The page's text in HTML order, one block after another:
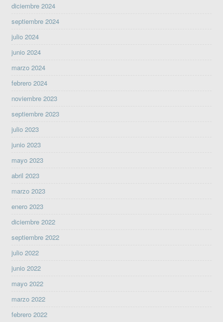
diciembre 2024
septiembre 2024
julio 2024
junio 2024
marzo 2024
febrero 2024
noviembre 2023
septiembre 2023
julio 2023
junio 2023
mayo 2023
abril 2023
marzo 2023
enero 2023
diciembre 2022
septiembre 2022
julio 2022
junio 2022
mayo 2022
marzo 2022
febrero 2022